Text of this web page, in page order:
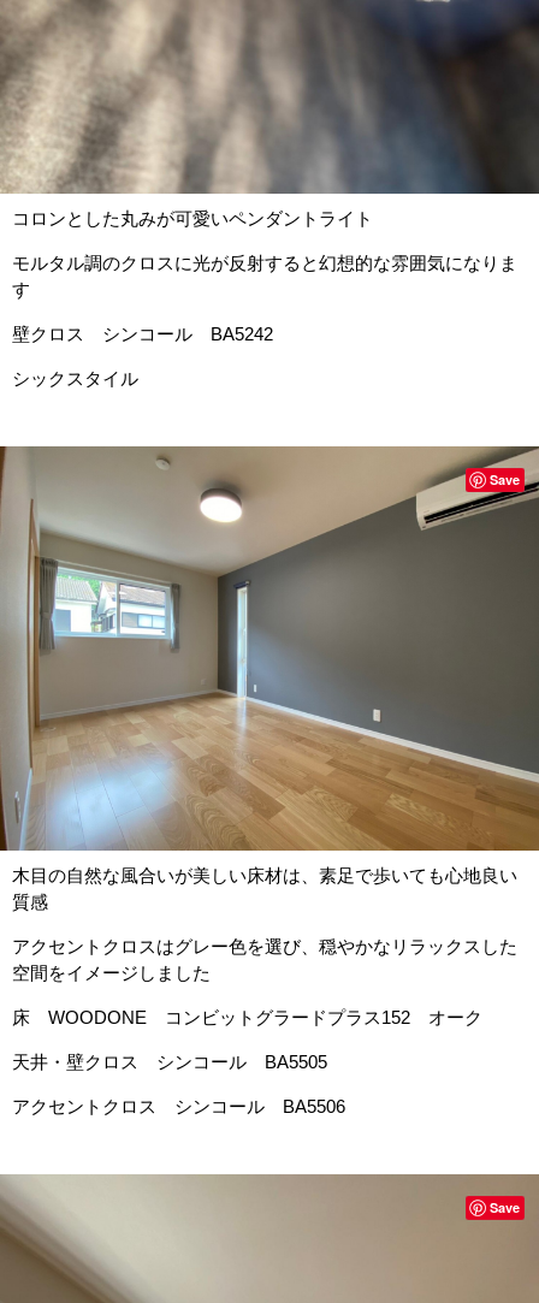
コロンとした丸みが可愛いペンダントライト
モルタル調のクロスに光が反射すると幻想的な雰囲気になりま
す
壁クロス シンコール BA5242
シックスタイル
木目の自然な風合いが美しい床材は、素足で歩いても心地良い
質感
アクセントクロスはグレー色を選び、穏やかなリラックスした
空間をイメージしました
床 WOODONE コンビットグラードプラス152 オーク
天井・壁クロス シンコール BA5505
アクセントクロス シンコール BA5506
Save
Save